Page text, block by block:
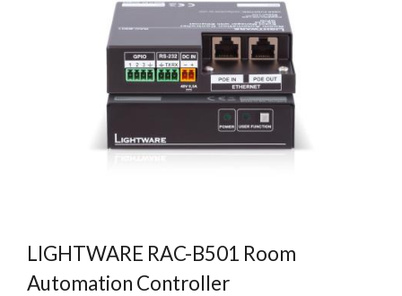
LIGHTWARE RAC-B501 Room
Automation Controller